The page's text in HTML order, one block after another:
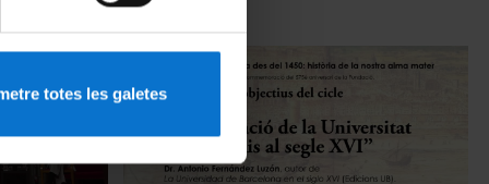
totes les galetes
16 March, 2026